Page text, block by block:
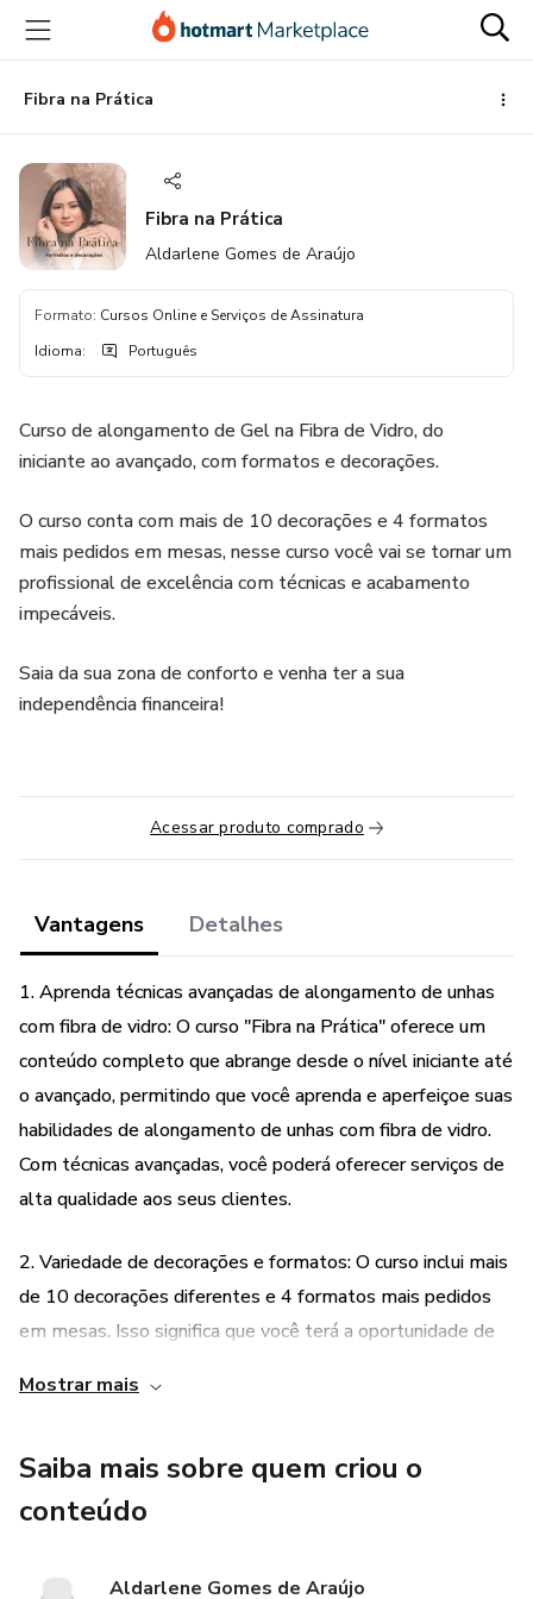
para
conteúdo
principal
para
pagamento
para
rodapéFibra na Prática
Fibra na Prática
Aldarlene Gomes de Araújo
Formato: Cursos Online e Serviços de Assinatura
Idioma: Português
Curso de alongamento de Gel na Fibra de Vidro, do
iniciante ao avançado, com formatos e decorações.
O curso conta com mais de 10 decorações e 4 formatos
mais pedidos em mesas, nesse curso você vai se tornar um
profissional de excelência com técnicas e acabamento
impecáveis.
Saia da sua zona de conforto e venha ter a sua
independência financeira!
Acessar produto comprado
Vantagens Detalhes
1. Aprenda técnicas avançadas de alongamento de unhas
com fibra de vidro: O curso "Fibra na Prática" oferece um
conteúdo completo que abrange desde o nível iniciante até
o avançado, permitindo que você aprenda e aperfeiçoe suas
habilidades de alongamento de unhas com fibra de vidro.
Com técnicas avançadas, você poderá oferecer serviços de
alta qualidade aos seus clientes.
2. Variedade de decorações e formatos: O curso inclui mais
de 10 decorações diferentes e 4 formatos mais pedidos
em mesas. Isso significa que você terá a oportunidade de
permitindo que você atenda às preferências e demandas
poderá se destacar no mercado e oferecer opções
personalizadas aos seus clientes.
Mostrar mais
Saiba mais sobre quem criou o
conteúdo
Aldarlene Gomes de Araújo